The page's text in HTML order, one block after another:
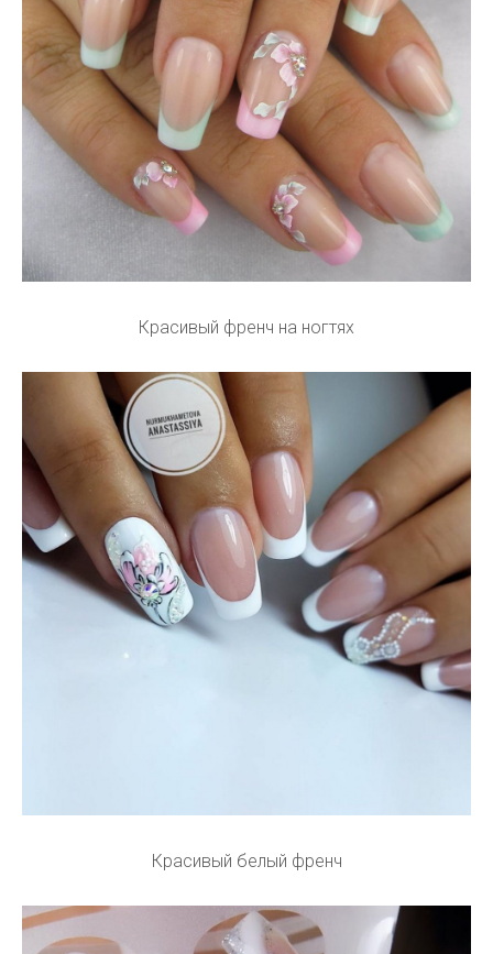
Красивый френч на ногтях
Красивый белый френч